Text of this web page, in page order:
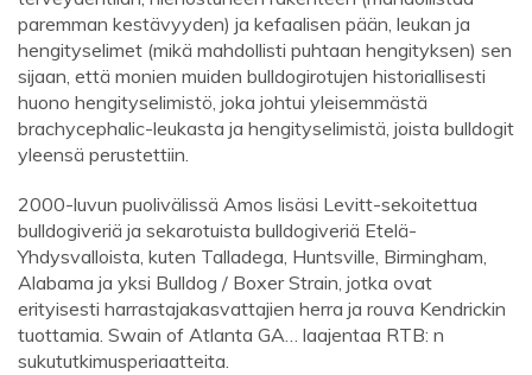
paremman kestävyyden) ja kefaalisen pään, leukan ja
hengityselimet (mikä mahdollisti puhtaan hengityksen) sen
sijaan, että monien muiden bulldogirotujen historiallisesti
huono hengityselimistö, joka johtui yleisemmästä
brachycephalic-leukasta ja hengityselimistä, joista bulldogit
yleensä perustettiin.
2000-luvun puolivälissä Amos lisäsi Levitt-sekoitettua
bulldogiveriä ja sekarotuista bulldogiveriä Etelä-
Yhdysvalloista, kuten Talladega, Huntsville, Birmingham,
Alabama ja yksi Bulldog / Boxer Strain, jotka ovat
erityisesti harrastajakasvattajien herra ja rouva Kendrickin
tuottamia. Swain of Atlanta GA… laajentaa RTB: n
sukututkimusperiaatteita.